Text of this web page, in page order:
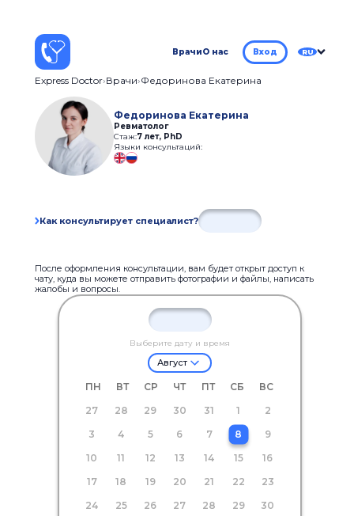
ВрачиО нас Вход RU
Express Doctor Врачи Федоринова Екатерина
Федоринова Екатерина
Ревматолог
Стаж:7 лет, PhD
Языки консультаций:
Как консультирует специалист?
После оформления консультации, вам будет открыт доступ к
чату, куда вы можете отправить фотографии и файлы, написать
жалобы и вопросы.
Выберите дату и время
Август
ПН ВТ СР ЧТ ПТ СБ
ВС
27
28 29 30 31 1
2
3
4 5 6 7 8
9
10
11 12 13 14 15
16
17
18 19 20 21 22
23
24
25 26 27 28 29
30